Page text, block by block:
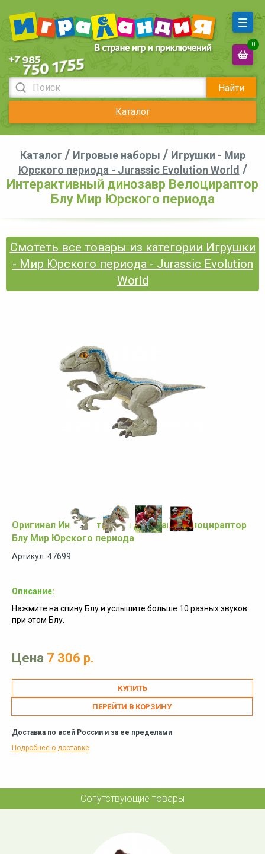
Найти
Каталог
0
Каталог/ Игровые наборы / Игрушки - Мир
Юрского периода - Jurassic Evolution World /
Интерактивный динозавр Велоцираптор
Блу Мир Юрского периода
Смотеть все товары из категории Игрушки
- Мир Юрского периода - Jurassic Evolution
World
Оригинал Интерактивный динозавр Велоцираптор
Блу Мир Юрского периода
Артикул: 47699
Описание:
Нажмите на спину Блу и услышите больше 10 разных звуков
при этом Блу.
Цена 7 306 р.
ПЕРЕЙТИ В КОРЗИНУ
Доставка по всей России и за ее пределами
Подробнее о доставке
Сопутствующие товары